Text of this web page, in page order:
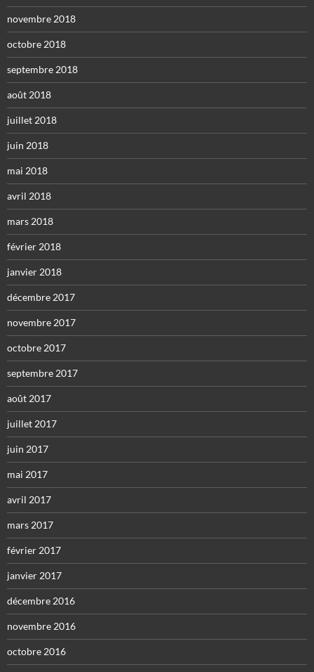
novembre 2018
octobre 2018
septembre 2018
août 2018
juillet 2018
juin 2018
mai 2018
avril 2018
mars 2018
février 2018
janvier 2018
décembre 2017
novembre 2017
octobre 2017
septembre 2017
août 2017
juillet 2017
juin 2017
mai 2017
avril 2017
mars 2017
février 2017
janvier 2017
décembre 2016
novembre 2016
octobre 2016